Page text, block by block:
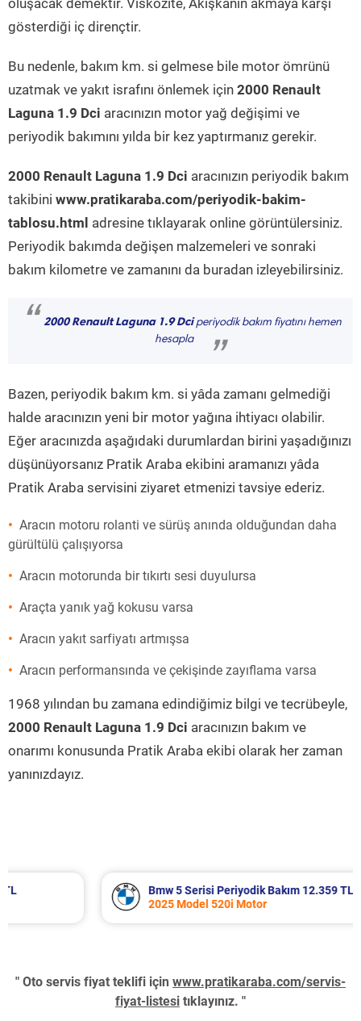
oluşacak demektir. Viskozite, Akışkanın akmaya karşı
gösterdiği iç dirençtir.
Bu nedenle, bakım km. si gelmese bile motor ömrünü
uzatmak ve yakıt israfını önlemek için 2000 Renault
Laguna 1.9 Dci aracınızın motor yağ değişimi ve
periyodik bakımını yılda bir kez yaptırmanız gerekir.
2000 Renault Laguna 1.9 Dci aracınızın periyodik bakım
takibini www.pratikaraba.com/periyodik-bakim-
tablosu.html adresine tıklayarak online görüntülersiniz.
Periyodik bakımda değişen malzemeleri ve sonraki
bakım kilometre ve zamanını da buradan izleyebilirsiniz.
“ 2000 Renault Laguna 1.9 Dciperiyodik bakım fiyatını hemen
hesapla
”
Bazen, periyodik bakım km. si yâda zamanı gelmediği
halde aracınızın yeni bir motor yağına ihtiyacı olabilir.
Eğer aracınızda aşağıdaki durumlardan birini yaşadığınızı
düşünüyorsanız Pratik Araba ekibini aramanızı yâda
Pratik Araba servisini ziyaret etmenizi tavsiye ederiz.
Aracın motoru rolanti ve sürüş anında olduğundan daha
gürültülü çalışıyorsa
Aracın motorunda bir tıkırtı sesi duyulursa
Araçta yanık yağ kokusu varsa
Aracın yakıt sarfiyatı artmışsa
Aracın performansında ve çekişinde zayıflama varsa
1968 yılından bu zamana edindiğimiz bilgi ve tecrübeyle,
2000 Renault Laguna 1.9 Dci aracınızın bakım ve
onarımı konusunda Pratik Araba ekibi olarak her zaman
yanınızdayız.
Bmw 5 Serisi Periyodik Bakım 12.359 TL
2025 Model 520i Motor
" Oto servis fiyat teklifi için www.pratikaraba.com/servis-
fiyat-listesi tıklayınız. "